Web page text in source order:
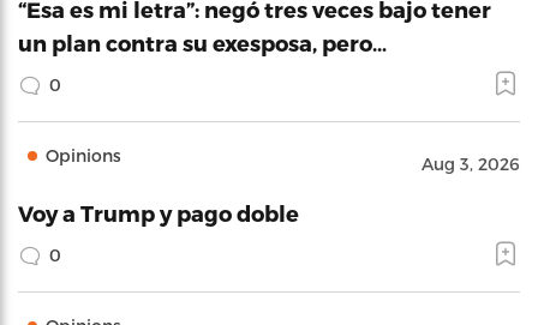
“Esa es mi letra”: negó tres veces bajo tener
un plan contra su exesposa, pero…
0
Opinions Aug 3, 2026
Voy a Trump y pago doble
0